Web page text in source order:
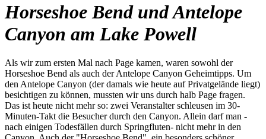
Horseshoe Bend und Antelope
Canyon am Lake Powell
Als wir zum ersten Mal nach Page kamen, waren sowohl der
Horseshoe Bend als auch der Antelope Canyon Geheimtipps. Um
den Antelope Canyon (der damals wie heute auf Privatgelände liegt)
besichtigen zu können, mussten wir uns durch halb Page fragen.
Das ist heute nicht mehr so: zwei Veranstalter schleusen im 30-
Minuten-Takt die Besucher durch den Canyon. Allein darf man -
nach einigen Todesfällen durch Springfluten- nicht mehr in den